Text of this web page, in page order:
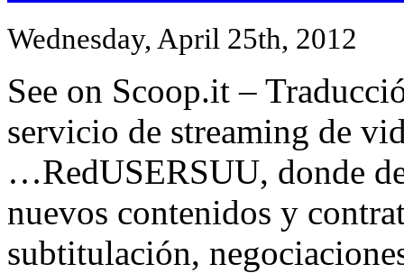
Wednesday, April 25th, 2012
See on Scoop.it –
servicio de streaming de
…RedUSERSUU, donde
nuevos contenidos y
subtitulación,